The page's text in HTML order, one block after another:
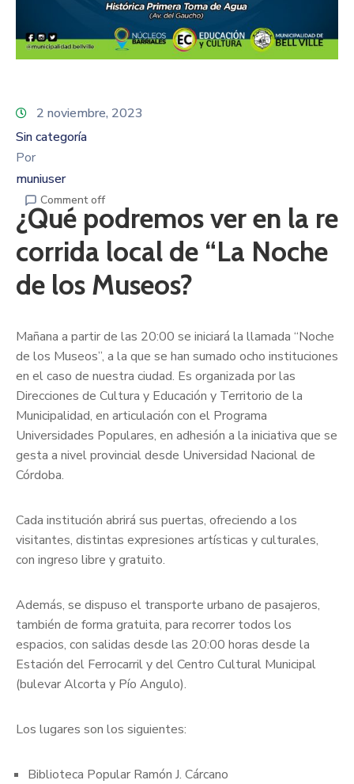
2 noviembre, 2023
Sin categoría
Por
muniuser
Comment off
¿Qué podremos ver en la re
corrida local de “La Noche
de los Museos?
Mañana a partir de las 20:00 se iniciará la llamada “Noche
de los Museos”, a la que se han sumado ocho instituciones
en el caso de nuestra ciudad. Es organizada por las
Direcciones de Cultura y Educación y Territorio de la
Municipalidad, en articulación con el Programa
Universidades Populares, en adhesión a la iniciativa que se
gesta a nivel provincial desde Universidad Nacional de
Córdoba.
Cada institución abrirá sus puertas, ofreciendo a los
visitantes, distintas expresiones artísticas y culturales,
con ingreso libre y gratuito.
Además, se dispuso el transporte urbano de pasajeros,
también de forma gratuita, para recorrer todos los
espacios, con salidas desde las 20:00 horas desde la
Estación del Ferrocarril y del Centro Cultural Municipal
(bulevar Alcorta y Pío Angulo).
Los lugares son los siguientes:
Biblioteca Popular Ramón J. Cárcano